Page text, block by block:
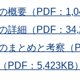
要（PDF：
細（PDF：
とめと考察（
PDF：5,423KB）